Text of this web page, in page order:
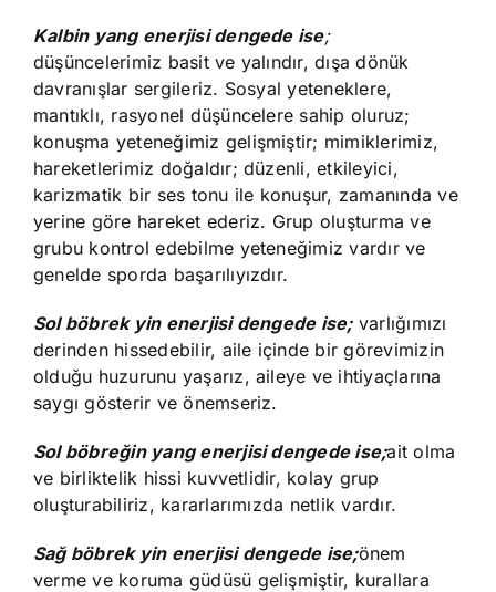
Kalbin yang enerjisi dengede ise;
düşüncelerimiz basit ve yalındır, dışa dönük
davranışlar sergileriz. Sosyal yeteneklere,
mantıklı, rasyonel düşüncelere sahip oluruz;
konuşma yeteneğimiz gelişmiştir; mimiklerimiz,
hareketlerimiz doğaldır; düzenli, etkileyici,
karizmatik bir ses tonu ile konuşur, zamanında ve
yerine göre hareket ederiz. Grup oluşturma ve
grubu kontrol edebilme yeteneğimiz vardır ve
genelde sporda başarılıyızdır.
Sol böbrek yin enerjisi dengede ise;varlığımızı
derinden hissedebilir, aile içinde bir görevimizin
olduğu huzurunu yaşarız, aileye ve ihtiyaçlarına
saygı gösterir ve önemseriz.
Sol böbreğin yang enerjisi dengede ise;ait olma
ve birliktelik hissi kuvvetlidir, kolay grup
oluşturabiliriz, kararlarımızda netlik vardır.
Sağ böbrek yin enerjisi dengede ise;önem
verme ve koruma güdüsü gelişmiştir, kurallara